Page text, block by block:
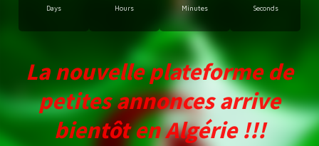
Days Hours Minutes Seconds
La nouvelle plateforme de
petites annonces arrive
bientôt en Algérie !!!